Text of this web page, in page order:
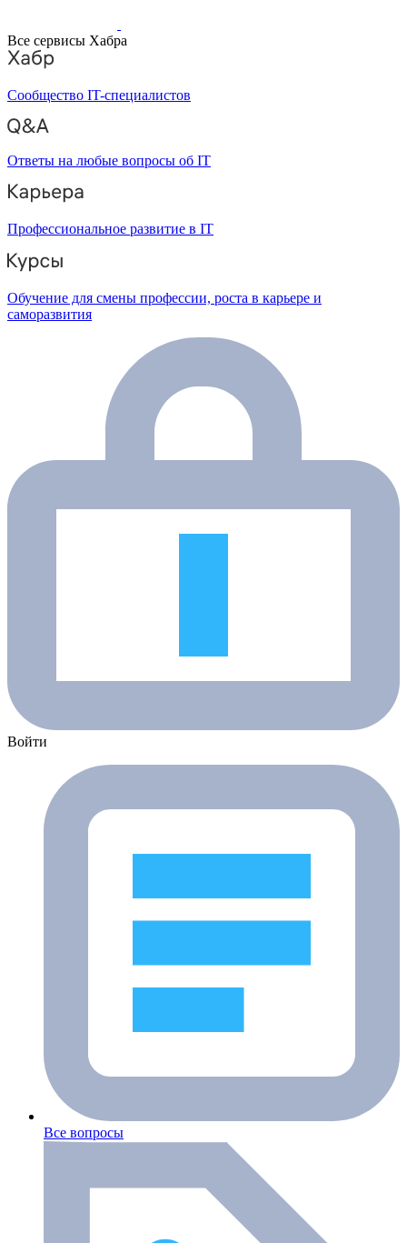
Все сервисы Хабра
Сообщество IT-специалистов
Ответы на любые вопросы об IT
Профессиональное развитие в IT
Обучение для смены профессии, роста в карьере и
саморазвития
Войти
Все вопросы